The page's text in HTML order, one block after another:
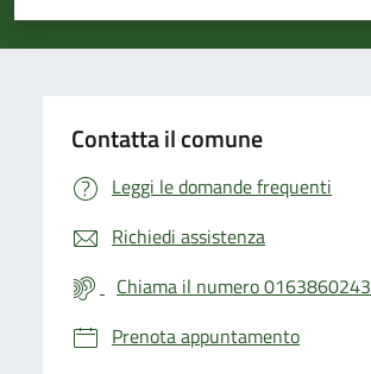
Valuta 5 stelle su 5
Valuta 4 stelle su 5
Valuta 3 stelle su 5
Valuta 2 stelle su 5
Valuta 1 stelle su 5
Contatta il comune
Leggi le domande frequenti
Richiedi assistenza
Chiama il numero 0163860243
Prenota appuntamento